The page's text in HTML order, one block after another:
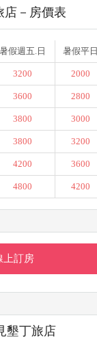
店－房價表
暑假週五.日 暑假平日
3200 2000
3600 2800
3800 3000
3800 3200
4200 3600
4800 4200
上訂房
墾丁旅店